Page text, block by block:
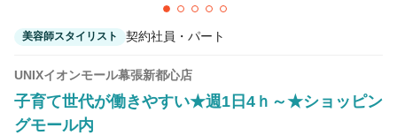
業務委託・フリーランス
詳細条件
美容師スタイリスト 契約社員・パート
UNIXイオンモール幕張新都心店
子育て世代が働きやすい★週1日4ｈ～★ショッピン
グモール内